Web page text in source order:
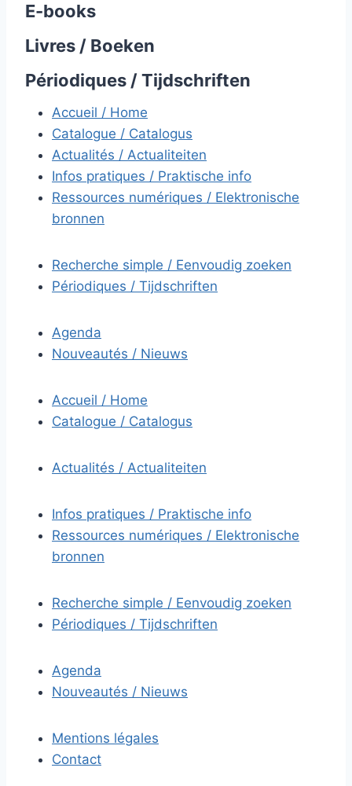
E-books
Livres / Boeken
Périodiques / Tijdschriften
Accueil / Home
Catalogue / Catalogus
Actualités / Actualiteiten
Infos pratiques / Praktische info
Ressources numériques / Elektronische
bronnen
Recherche simple / Eenvoudig zoeken
Périodiques / Tijdschriften
Agenda
Nouveautés / Nieuws
Accueil / Home
Catalogue / Catalogus
Actualités / Actualiteiten
Infos pratiques / Praktische info
Ressources numériques / Elektronische
bronnen
Recherche simple / Eenvoudig zoeken
Périodiques / Tijdschriften
Agenda
Nouveautés / Nieuws
Mentions légales
Contact